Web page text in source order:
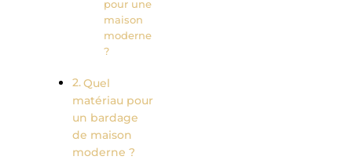
pour une
maison
moderne
?
Quel
matériau pour
un bardage
de maison
moderne ?